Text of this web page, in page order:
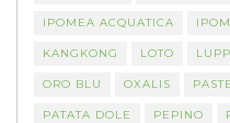
IPOMEA ACQUATICA
KANGKONG LOTO
ORO BLU OXALIS
PATATA DOLE PEPINO